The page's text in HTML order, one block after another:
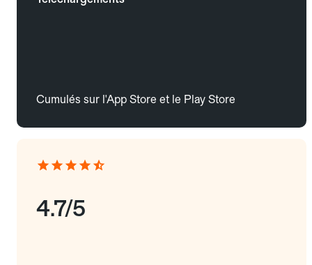
Cumulés sur l'App Store et le Play Store
4.7/5